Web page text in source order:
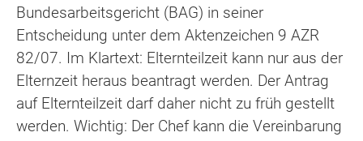
Bundesarbeitsgericht (BAG) in seiner
Entscheidung unter dem Aktenzeichen 9 AZR
82/07. Im Klartext: Elternteilzeit kann nur aus der
Elternzeit heraus beantragt werden. Der Antrag
auf Elternteilzeit darf daher nicht zu früh gestellt
werden. Wichtig: Der Chef kann die Vereinbarung